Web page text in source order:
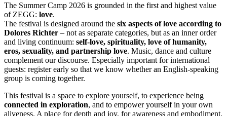
The Summer Camp 2026 is grounded in the first and highest value
of ZEGG: love.
The festival is designed around the six aspects of love according to
Dolores Richter – not as separate categories, but as an inner order
and living continuum: self-love, spirituality, love of humanity,
eros, sexuality, and partnership love. Music, dance and culture
complement our discourse. Especially important for international
guests: register early so that we know whether an English-speaking
group is coming together.
This festival is a space to explore yourself, to experience being
connected in exploration, and to empower yourself in your own
aliveness. A place for depth and joy, for awareness and embodiment,